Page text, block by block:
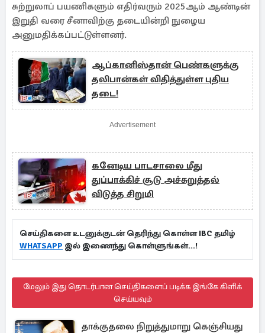
சுற்றுலாப் பயணிகளும் எதிர்வரும் 2025ஆம் ஆண்டின்
இறுதி வரை சீனாவிற்கு தடையின்றி நுழைய
அனுமதிக்கப்பட்டுள்ளனர்.
ஆப்கானிஸ்தான் பெண்களுக்கு
தலிபான்கள் விதித்துள்ள புதிய
தடை!
Advertisement
கனேடிய பாடசாலை மீது
துப்பாக்கிச் சூடு அச்சுறுத்தல்
விடுத்த சிறுமி
செய்திகளை உடனுக்குடன் தெரிந்து கொள்ள IBC தமிழ்
WHATSAPP இல் இணைந்து கொள்ளுங்கள்...!
மேலும் இது தொடர்பான செய்திகளைப் படிக்க இங்கே கிளிக்
செய்யவும்
தாக்குதலை நிறுத்துமாறு கெஞ்சியது